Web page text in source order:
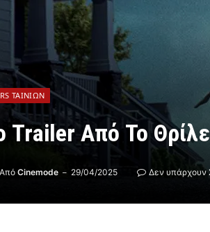
ΤΑΙΝΙΏΝ
Trailer Από Το
Από Cinemode 29/04/2025 Δεν υπάρχουν